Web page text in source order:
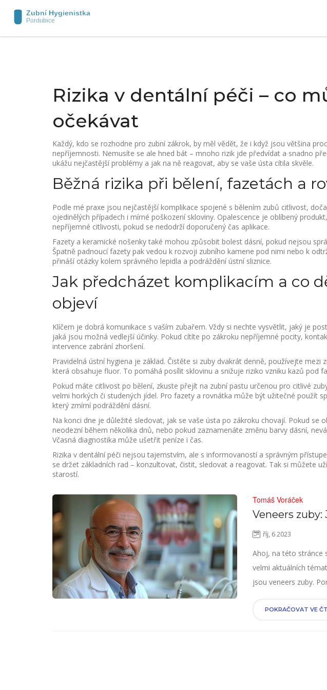
Rizika v dentální péči – co
očekávat
Každý, kdo se rozhodne pro zubní zákrok, by měl vědět, že i když jsou většina
nepříjemnosti. Nemusíte se ale hned bát – mnoho rizik jde předvídat a snadno
ukážu nejčastější problémy a jak na ně reagovat, aby se vaše ústa cítila skvěle.
Běžná rizika při bělení, fazetách a
Podle mé praxe jsou nejčastější komplikace spojené s bělením zubů citlivost,
ojedinělých případech i mírné poškození skloviny. Opalescence je oblíbený
nepříjemné citlivosti, pokud se nedodrží doporučený čas aplikace.
Fazety a keramické nošenky také mohou způsobit bolest dásní, pokud nejsou
Špatně padnoucí fazety pak vedou k rozvoji zubního kamene pod nimi nebo k
přináší otázky kolem správného lepidla a podráždění ústní sliznice.
Jak předcházet komplikacím a co
objeví
Klíčem je dobrá komunikace s vaším zubařem. Vždy si nechte vysvětlit, jaký je
jaká jsou možná vedlejší účinky. Pokud cítíte po zákroku nepříjemné pocity,
intervence zabrání zhoršení.
Pravidelná ústní hygiena je základ. Čistěte si zuby dvakrát denně, používejte mezi
která obsahuje fluor. To pomáhá posílit sklovinu a snižuje riziko vzniku kazů pod
Pokud máte citlivost po bělení, zkuste přejít na zubní pastu určenou pro citlivé
velmi horkých či studených jídel. Pro fazety a rovnátka může být užitečné použít
který zmírní podráždění dásní.
Na konci dne je důležité sledovat, jak se vaše ústa po zákroku chovají. Pokud se
neodezní během několika dnů, nebo pokud zaznamenáte změnu barvy dásní,
Včasná diagnostika může ušetřit peníze i čas.
Rizika v dentální péči nejsou tajemstvím, ale s informovaností a správným
se držet základních rad – konzultovat, čistit, sledovat a reagovat. Tak si můžete
starostí.
Tomáš Voráček
Veneers zuby:
říj, 6 2023
Ahoj, na této stránce
velmi aktuálních
jsou veneers zuby.
dentalní léčbou
POKRAČOVAT VE